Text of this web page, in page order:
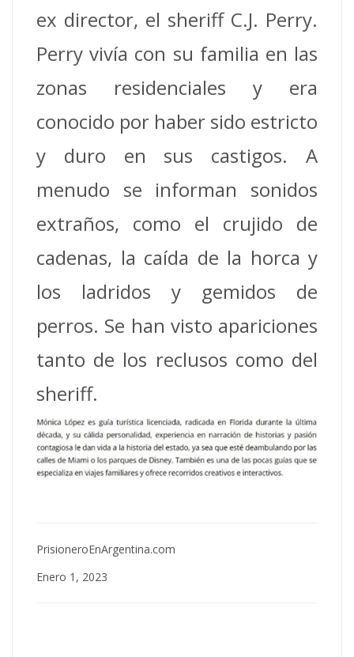
ex director, el sheriff C.J. Perry.
Perry vivía con su familia en las
zonas residenciales y era
conocido por haber sido estricto
y duro en sus castigos. A
menudo se informan sonidos
extraños, como el crujido de
cadenas, la caída de la horca y
los ladridos y gemidos de
perros. Se han visto apariciones
tanto de los reclusos como del
sheriff.
PrisioneroEnArgentina.com
Enero 1, 2023